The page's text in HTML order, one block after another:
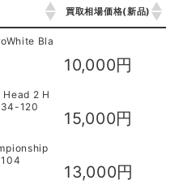
買取相場価格(新品)
Bla
10,000円
Head 2 H
120
15,000円
13,000円